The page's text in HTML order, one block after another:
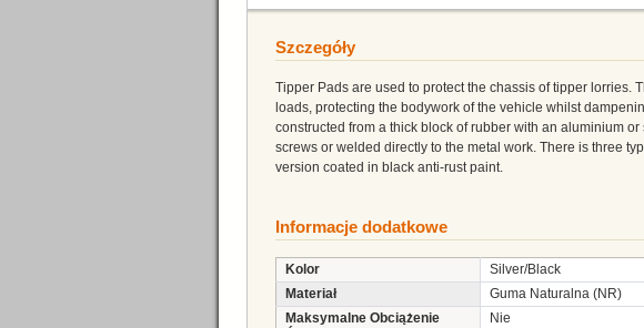
Szczegóły
Tipper Pads are used to protect the chassis of tipper lorries.
loads, protecting the bodywork of the vehicle whilst
constructed from a thick block of rubber with an aluminium
screws or welded directly to the metal work. There is three
version coated in black anti-rust paint.
Informacje dodatkowe
Kolor
Silver/Black
Materiał
Guma Naturalna (NR)
Maksymalne Obciążenie
Nie